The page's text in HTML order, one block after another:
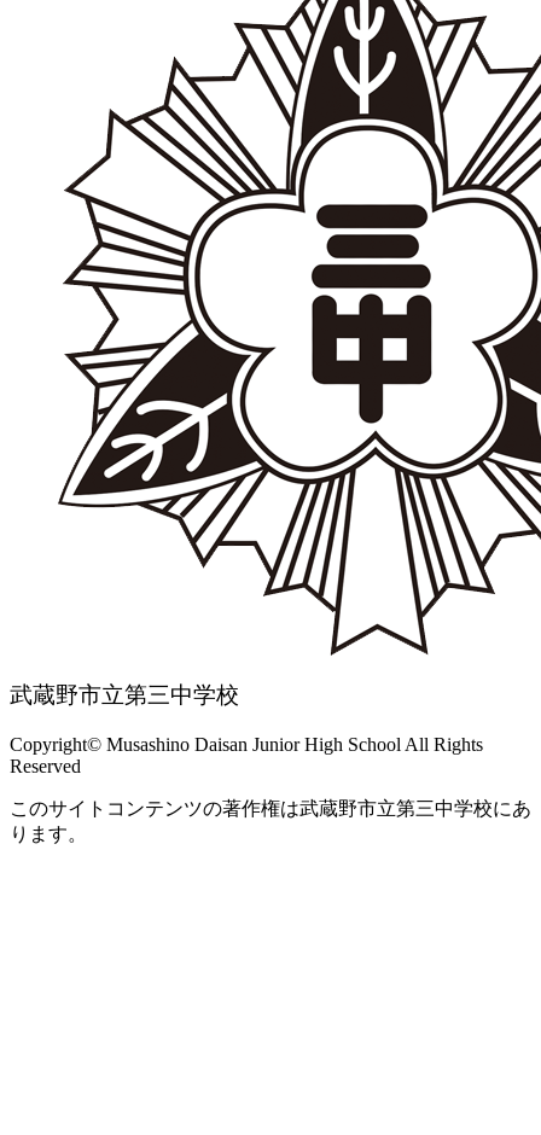
武蔵野市立第三中学校
Copyright© Musashino Daisan Junior High School All Rights
Reserved
このサイトコンテンツの著作権は武蔵野市立第三中学校にあ
ります。